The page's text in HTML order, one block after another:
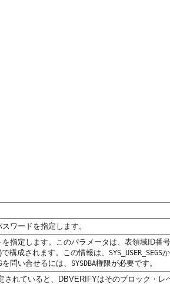
ワードを指定します。
指定します。このパラメータは、表領域ID番
)で構成されます。この情報は、 SYS_USER_SEGS
を問い合せるには、 SYSDBA権限が必要です。
されていると、DBVERIFYはそのブロック・レ